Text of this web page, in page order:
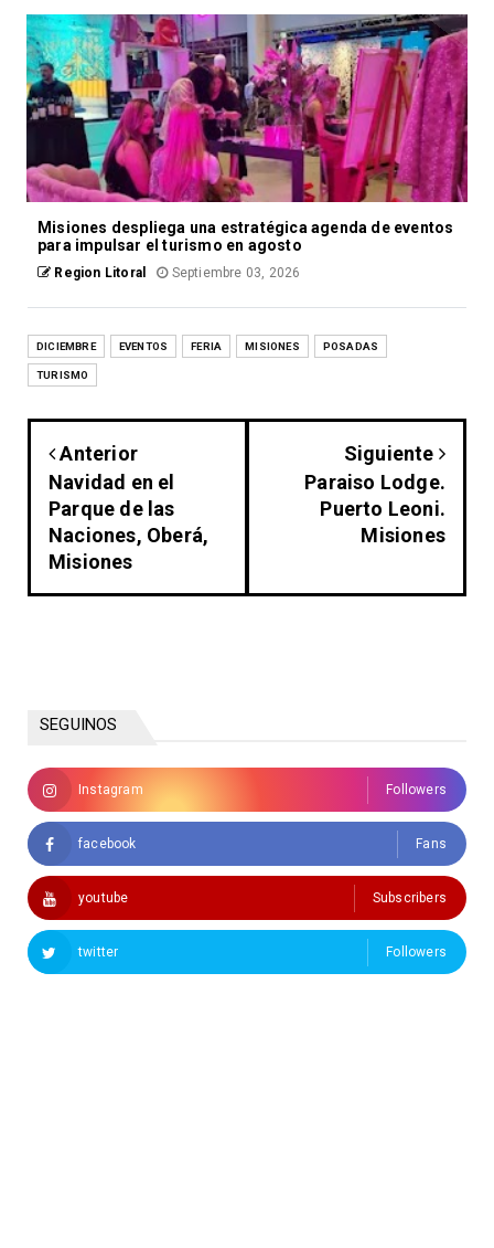
Misiones despliega una estratégica agenda de eventos
para impulsar el turismo en agosto
Region Litoral Septiembre 03, 2026
DICIEMBRE EVENTOS FERIA MISIONES POSADAS
TURISMO
Anterior
Navidad en el
Parque de las
Naciones, Oberá,
Misiones
Siguiente
Paraiso Lodge.
Puerto Leoni.
Misiones
SEGUINOS
Instagram Followers
facebook Fans
youtube Subscribers
twitter Followers